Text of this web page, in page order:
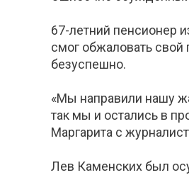
67-летний пенсионер
смог обжаловать свой
безуспешно.
«Мы направили нашу
так мы и остались в
Маргарита с
Лев Каменских был